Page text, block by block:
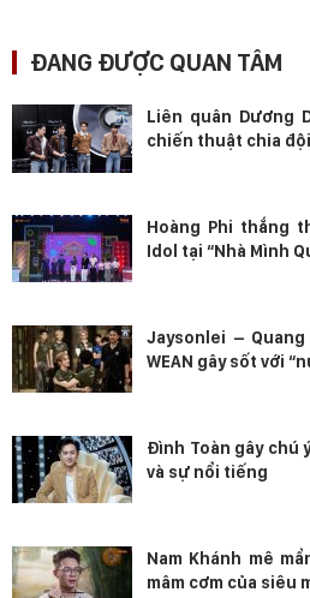
ĐANG ĐƯỢC QUAN TÂM
Liên quân Dương
chiến thuật chia
Hoàng Phi thắng
Idol tại “Nhà Mình
Jaysonlei –
WEAN gây sốt với
Đình Toàn gây chú
và sự nổi tiếng
Nam Khánh mê
mâm cơm của siêu